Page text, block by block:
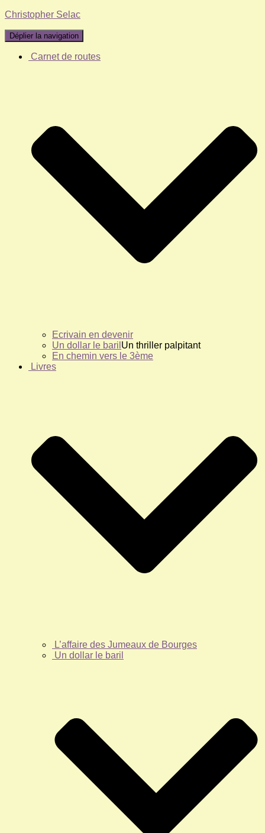
Christopher Selac
Déplier la navigation
Carnet de routes
Ecrivain en devenir
Un dollar le baril Un thriller palpitant
En chemin vers le 3ème
Livres
L’affaire des Jumeaux de Bourges
Un dollar le baril